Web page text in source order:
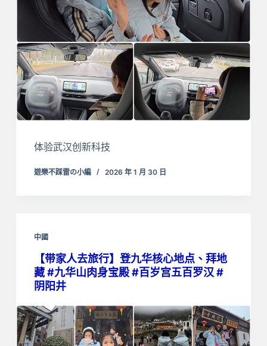
体验武汉创新科技
遊樂不踩雷の小編 2026 年 1 月 30 日
中國
【带家人去旅行】登九华核心地点、拜地
藏 #九华山肉身宝殿 #百岁宫五百罗汉 #
阴阳井